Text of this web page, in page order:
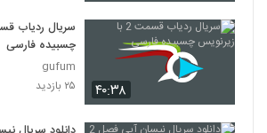
۴۰:۳۸
چسبیده فارسی
gufum
۲۵ بازدید